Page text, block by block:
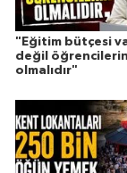
"Eğitim bütçesi
değil öğrencilerin
olmalıdır"